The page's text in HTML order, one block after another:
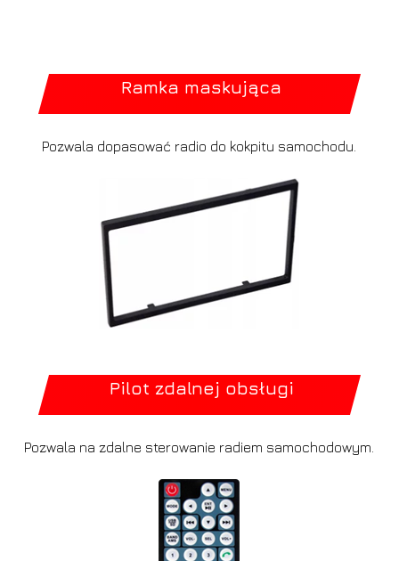
Ramka maskująca
Pozwala dopasować radio do kokpitu samochodu.
Pilot zdalnej obsługi
Pozwala na zdalne sterowanie radiem samochodowym.